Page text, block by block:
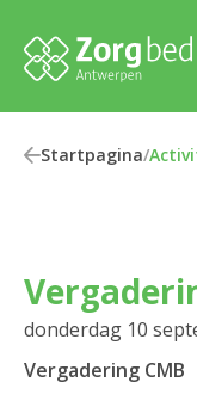
Startpagina/
donderdag 10
Vergadering CMB